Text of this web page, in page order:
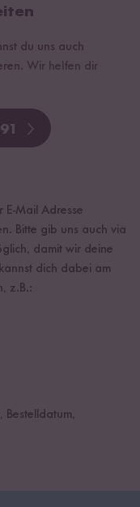
du uns auch
Wir helfen dir
E-Mail Adresse
Bitte gib uns auch via
damit wir deine
dich dabei am
z.B.:
Bestelldatum,